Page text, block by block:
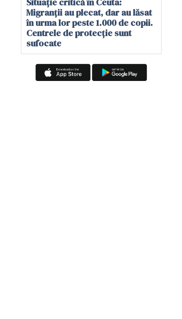
Migranții au plecat, dar au lăsat
în urma lor peste 1.000 de copii.
Centrele de protecție sunt
sufocate